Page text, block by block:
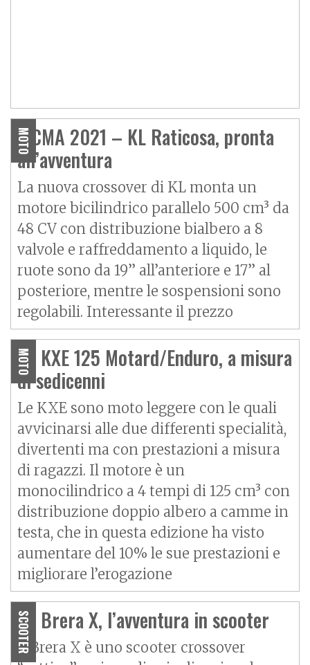
MOTO
EICMA 2021 – KL Raticosa, pronta
all’avventura
La nuova crossover di KL monta un
motore bicilindrico parallelo 500 cm³ da
48 CV con distribuzione bialbero a 8
valvole e raffreddamento a liquido, le
ruote sono da 19” all’anteriore e 17” al
posteriore, mentre le sospensioni sono
regolabili. Interessante il prezzo
MOTO
KL KXE 125 Motard/Enduro, a misura
di sedicenni
Le KXE sono moto leggere con le quali
avvicinarsi alle due differenti specialità,
divertenti ma con prestazioni a misura
di ragazzi. Il motore è un
monocilindrico a 4 tempi di 125 cm³ con
distribuzione doppio albero a camme in
testa, che in questa edizione ha visto
aumentare del 10% le sue prestazioni e
migliorare l’erogazione
SCOOTER
KL Brera X, l’avventura in scooter
Il Brera X è uno scooter crossover